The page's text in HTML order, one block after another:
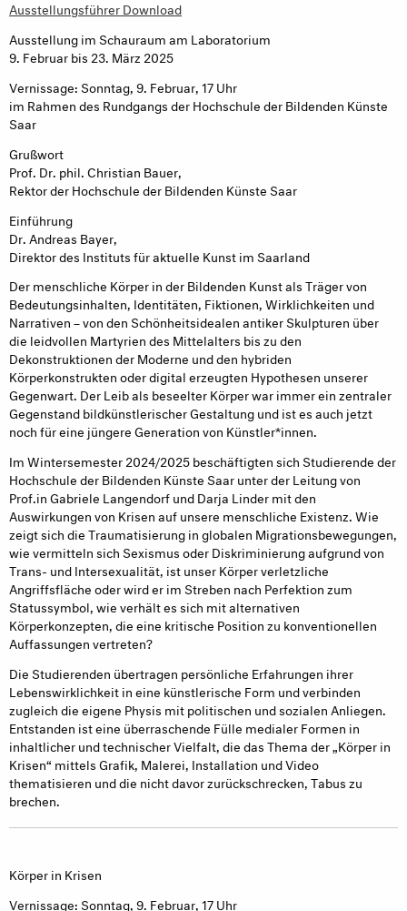
Ausstellungsführer Download
Ausstellung im Schauraum am Laboratorium
9. Februar bis 23. März 2025
Vernissage: Sonntag, 9. Februar, 17 Uhr
im Rahmen des Rundgangs der Hochschule der Bildenden Künste
Saar
Grußwort
Prof. Dr. phil. Christian Bauer,
Rektor der Hochschule der Bildenden Künste Saar
Einführung
Dr. Andreas Bayer,
Direktor des Instituts für aktuelle Kunst im Saarland
Der menschliche Körper in der Bildenden Kunst als Träger von
Bedeutungsinhalten, Identitäten, Fiktionen, Wirklichkeiten und
Narrativen – von den Schönheitsidealen antiker Skulpturen über
die leidvollen Martyrien des Mittelalters bis zu den
Dekonstruktionen der Moderne und den hybriden
Körperkonstrukten oder digital erzeugten Hypothesen unserer
Gegenwart. Der Leib als beseelter Körper war immer ein zentraler
Gegenstand bildkünstlerischer Gestaltung und ist es auch jetzt
noch für eine jüngere Generation von Künstler*innen.
Im Wintersemester 2024/2025 beschäftigten sich Studierende der
Hochschule der Bildenden Künste Saar unter der Leitung von
Prof.in Gabriele Langendorf und Darja Linder mit den
Auswirkungen von Krisen auf unsere menschliche Existenz. Wie
zeigt sich die Traumatisierung in globalen Migrationsbewegungen,
wie vermitteln sich Sexismus oder Diskriminierung aufgrund von
Trans- und Intersexualität, ist unser Körper verletzliche
Angriffsfläche oder wird er im Streben nach Perfektion zum
Statussymbol, wie verhält es sich mit alternativen
Körperkonzepten, die eine kritische Position zu konventionellen
Auffassungen vertreten?
Die Studierenden übertragen persönliche Erfahrungen ihrer
Lebenswirklichkeit in eine künstlerische Form und verbinden
zugleich die eigene Physis mit politischen und sozialen Anliegen.
Entstanden ist eine überraschende Fülle medialer Formen in
inhaltlicher und technischer Vielfalt, die das Thema der „Körper in
Krisen“ mittels Grafik, Malerei, Installation und Video
thematisieren und die nicht davor zurückschrecken, Tabus zu
brechen.
Körper in Krisen
Vernissage: Sonntag, 9. Februar, 17 Uhr